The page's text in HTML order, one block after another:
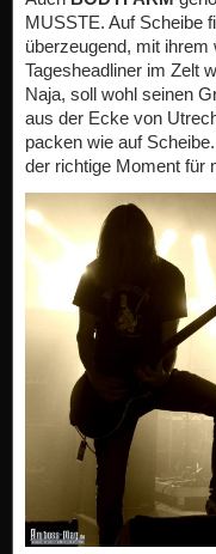
MUSSTE. Auf Scheibe
überzeugend, mit
Tagesheadliner im Zelt
Naja, soll wohl seinen
aus der Ecke von
packen wie auf
der richtige Moment für